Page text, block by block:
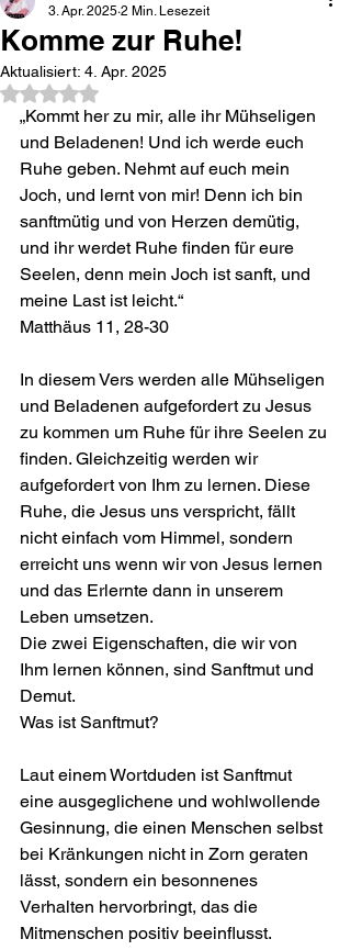
Komme zur Ruhe!
3. Apr. 2025 2 Min. Lesezeit
Aktualisiert: 4. Apr. 2025
Mit NaN von 5 Sternen bewertet.
„Kommt her zu mir, alle ihr Mühseligen
und Beladenen! Und ich werde euch
Ruhe geben. Nehmt auf euch mein
Joch, und lernt von mir! Denn ich bin
sanftmütig und von Herzen demütig,
und ihr werdet Ruhe finden für eure
Seelen, denn mein Joch ist sanft, und
meine Last ist leicht.“
Matthäus 11, 28-30
In diesem Vers werden alle Mühseligen
und Beladenen aufgefordert zu Jesus
zu kommen um Ruhe für ihre Seelen zu
finden. Gleichzeitig werden wir
aufgefordert von Ihm zu lernen. Diese
Ruhe, die Jesus uns verspricht, fällt
nicht einfach vom Himmel, sondern
erreicht uns wenn wir von Jesus lernen
und das Erlernte dann in unserem
Leben umsetzen.
Die zwei Eigenschaften, die wir von
Ihm lernen können, sind Sanftmut und
Demut.
Was ist Sanftmut?
Laut einem Wortduden ist Sanftmut
eine ausgeglichene und wohlwollende
Gesinnung, die einen Menschen selbst
bei Kränkungen nicht in Zorn geraten
lässt, sondern ein besonnenes
Verhalten hervorbringt, das die
Mitmenschen positiv beeinflusst.